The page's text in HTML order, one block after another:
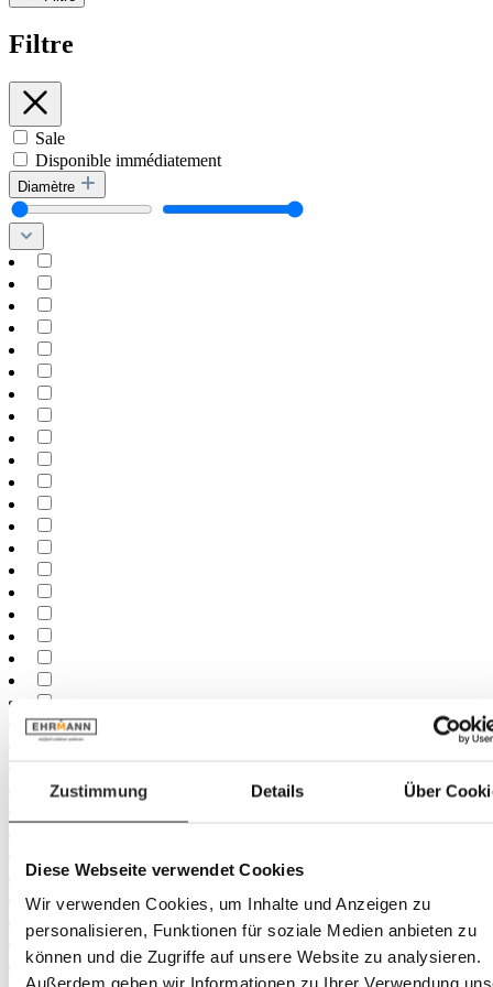
Zustimmung Details Über
Diese Webseite verwendet Cookies
Wir verwenden Cookies, um Inhalte und Anzeigen zu
personalisieren, Funktionen für soziale Medien anbieten zu
können und die Zugriffe auf unsere Website zu analysieren.
Außerdem geben wir Informationen zu Ihrer Verwendung
Filtre
Sale
Disponible immédiatement
Diamètre